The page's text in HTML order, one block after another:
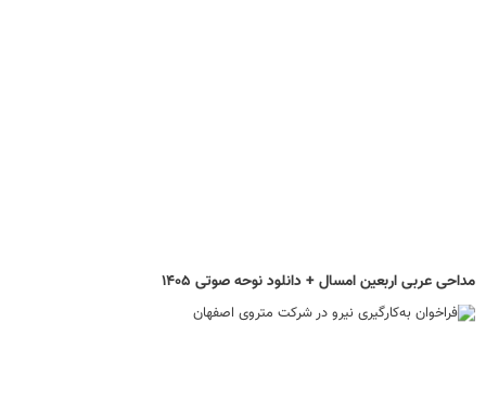
مداحی عربی اربعین امسال + دانلود نوحه صوتی ۱۴۰۵